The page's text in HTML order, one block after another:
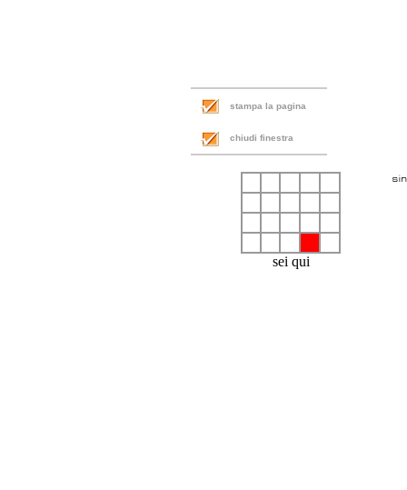
stampa la pagina
chiudi finestra
sei qui